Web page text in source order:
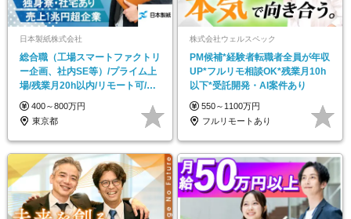
日本製紙株式会社
総合職（工場スマートファクトリ
ー企画、社内SE等）/プライム上
場/残業月20h以内/リモート可/独
身寮・社宅有
400～800万円
東京都
株式会社ウェルスペック
PM候補*経験者転職者全員が年収
UP*フルリモ相談OK*残業月10h
以下*受託開発・AI案件あり
550～1100万円
フルリモートあり